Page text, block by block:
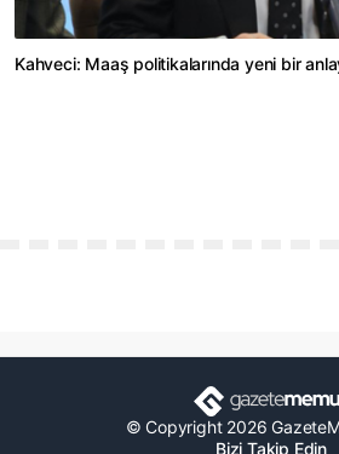
Kahveci: Maaş politikalarında yeni bir
© Copyright 2026
Bizi Takip Edin